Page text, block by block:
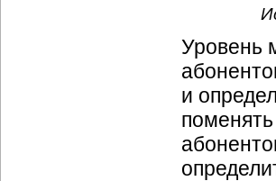
Уровень
и